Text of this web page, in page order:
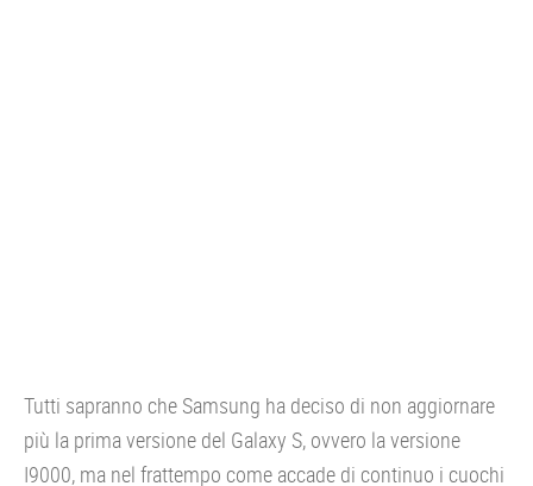
Tutti sapranno che Samsung ha deciso di non aggiornare
più la prima versione del Galaxy S, ovvero la versione
I9000, ma nel frattempo come accade di continuo i cuochi